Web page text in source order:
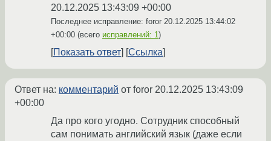
20.12.2025 13:43:09 +00:00
Последнее исправление: foror 20.12.2025 13:44:02
+00:00 (всего исправлений: 1)
Показать ответ Ссылка
Ответ на: комментарий от foror 20.12.2025 13:43:09
+00:00
Да про кого угодно. Сотрудник способный
сам понимать английский язык (даже если